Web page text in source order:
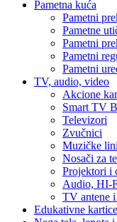
Pametna kuća
Pametni
Pametne
Pametni
Pametni
Pametni
TV, audio, video
Akcione
Smart TV
Televizori
Zvučnici
Muzičke
Nosači za
Projektori i
Audio, HI-
TV antene i
Edukativne kartice